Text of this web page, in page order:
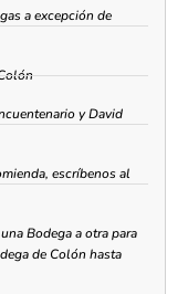
a excepción de
y David
escríbenos al
Bodega a otra para
de Colón hasta